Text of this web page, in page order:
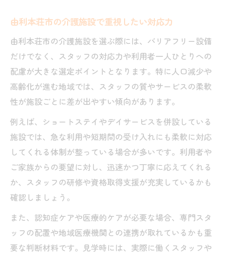
由利本荘市の介護施設で重視したい対応力
由利本荘市の介護施設を選ぶ際には、バリアフリー設備
だけでなく、スタッフの対応力や利用者一人ひとりへの
配慮が大きな選定ポイントとなります。特に人口減少や
高齢化が進む地域では、スタッフの質やサービスの柔軟
性が施設ごとに差が出やすい傾向があります。
例えば、ショートステイやデイサービスを併設している
施設では、急な利用や短期間の受け入れにも柔軟に対応
してくれる体制が整っている場合が多いです。利用者や
ご家族からの要望に対し、迅速かつ丁寧に応えてくれる
か、スタッフの研修や資格取得支援が充実しているかも
確認しましょう。
また、認知症ケアや医療的ケアが必要な場合、専門スタ
ッフの配置や地域医療機関との連携が取れているかも重
要な判断材料です。見学時には、実際に働くスタッフや